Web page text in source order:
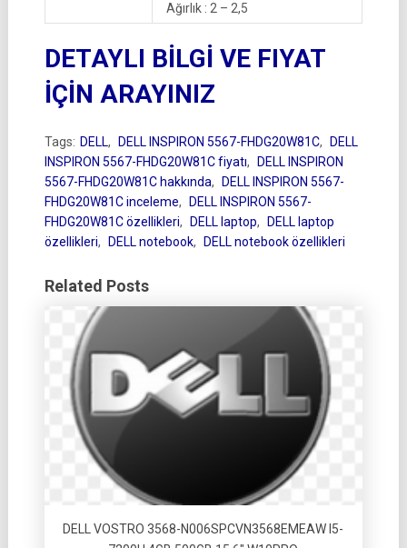
Ağırlık : 2 – 2,5
DETAYLI BİLGİ VE FIYAT
İÇİN ARAYINIZ
Tags: DELL, DELL INSPIRON 5567-FHDG20W81C,
DELL
INSPIRON 5567-FHDG20W81C fiyatı,
DELL INSPIRON
5567-FHDG20W81C hakkında,
DELL INSPIRON 5567-
FHDG20W81C inceleme,
DELL INSPIRON 5567-
FHDG20W81C özellikleri, DELL laptop,
DELL laptop
özellikleri, DELL notebook, DELL notebook özellikleri
Related Posts
DELL VOSTRO 3568-N006SPCVN3568EMEAW I5-